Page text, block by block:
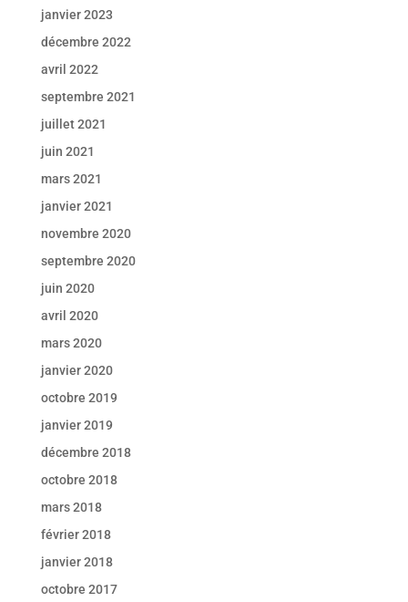
janvier 2023
décembre 2022
avril 2022
septembre 2021
juillet 2021
juin 2021
mars 2021
janvier 2021
novembre 2020
septembre 2020
juin 2020
avril 2020
mars 2020
janvier 2020
octobre 2019
janvier 2019
décembre 2018
octobre 2018
mars 2018
février 2018
janvier 2018
octobre 2017